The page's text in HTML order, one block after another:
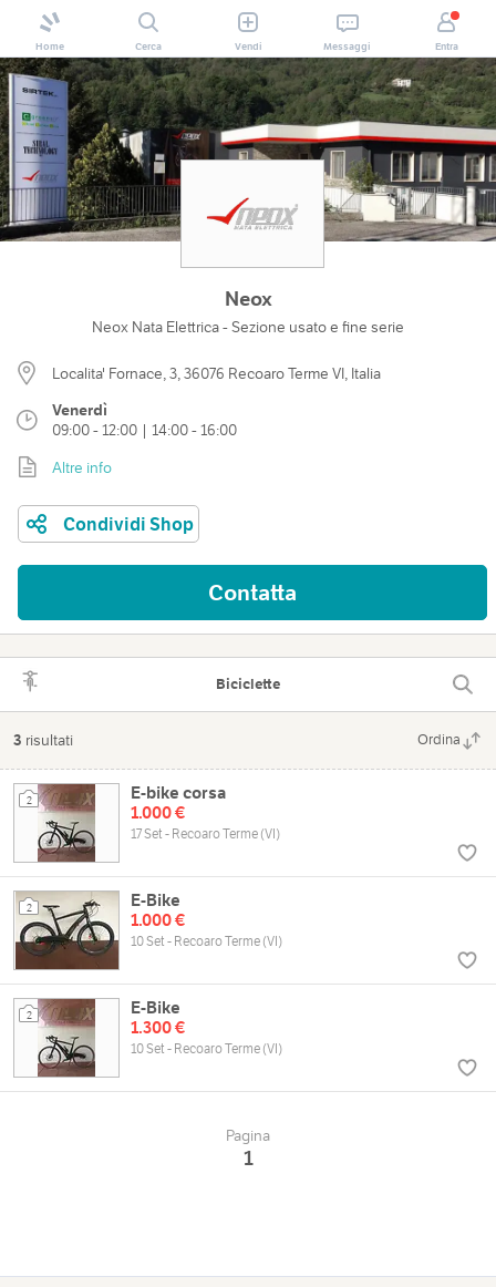
Home Cerca Vendi Messaggi Entra
Neox
Neox Nata Elettrica - Sezione usato e fine serie
Localita' Fornace, 3, 36076 Recoaro Terme VI, Italia
Venerdì
09:00 - 12:00 | 14:00 - 16:00
Altre info
Condividi Shop
Contatta
Biciclette
3 risultati Ordina
2
E-bike corsa
1.000 €
17 Set - Recoaro Terme (VI)
2
E-Bike
1.000 €
10 Set - Recoaro Terme (VI)
2
E-Bike
1.300 €
10 Set - Recoaro Terme (VI)
Pagina
1